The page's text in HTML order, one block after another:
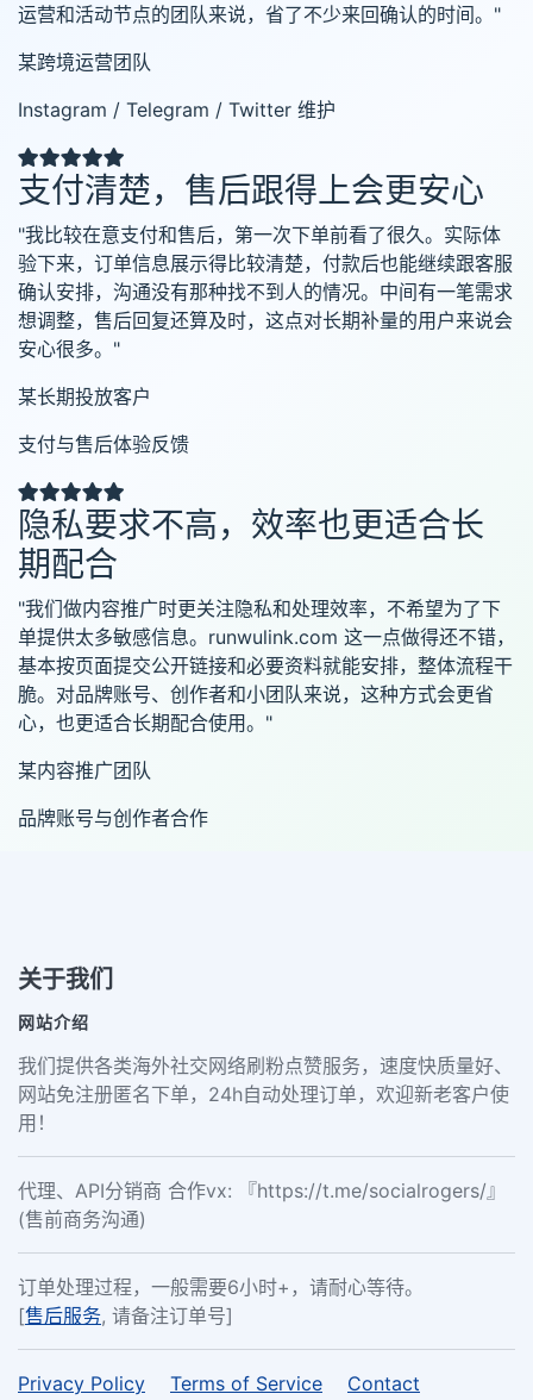
运营和活动节点的团队来说，省了不少来回确认的时间。"
某跨境运营团队
Instagram / Telegram / Twitter 维护
支付清楚，售后跟得上会更安心
"我比较在意支付和售后，第一次下单前看了很久。实际体
验下来，订单信息展示得比较清楚，付款后也能继续跟客服
确认安排，沟通没有那种找不到人的情况。中间有一笔需求
想调整，售后回复还算及时，这点对长期补量的用户来说会
安心很多。"
某长期投放客户
支付与售后体验反馈
隐私要求不高，效率也更适合长
期配合
"我们做内容推广时更关注隐私和处理效率，不希望为了下
单提供太多敏感信息。runwulink.com 这一点做得还不错，
基本按页面提交公开链接和必要资料就能安排，整体流程干
脆。对品牌账号、创作者和小团队来说，这种方式会更省
心，也更适合长期配合使用。"
某内容推广团队
品牌账号与创作者合作
关于我们
网站介绍
我们提供各类海外社交网络刷粉点赞服务，速度快质量好、
网站免注册匿名下单，24h自动处理订单，欢迎新老客户使
用！
代理、API分销商 合作vx: 『https://t.me/socialrogers/』
(售前商务沟通)
订单处理过程，一般需要6小时+，请耐心等待。
[售后服务, 请备注订单号]
Privacy Policy Terms of Service Contact